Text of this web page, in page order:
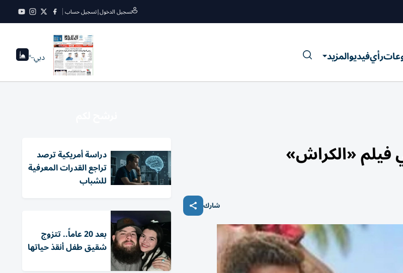
تسجيل الدخول|تسجيل حساب
رأيفيديوالمزيد دبي--°
فيلم «الكراش»
شارك
دراسة أمريكية ترصد
تراجع القدرات المعرفية
للشباب
بعد 20 عاماً.. تتزوج
شقيق طفل أنقذ حياتها